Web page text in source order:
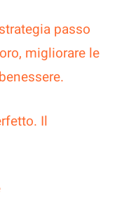
passo
migliorare le
Il